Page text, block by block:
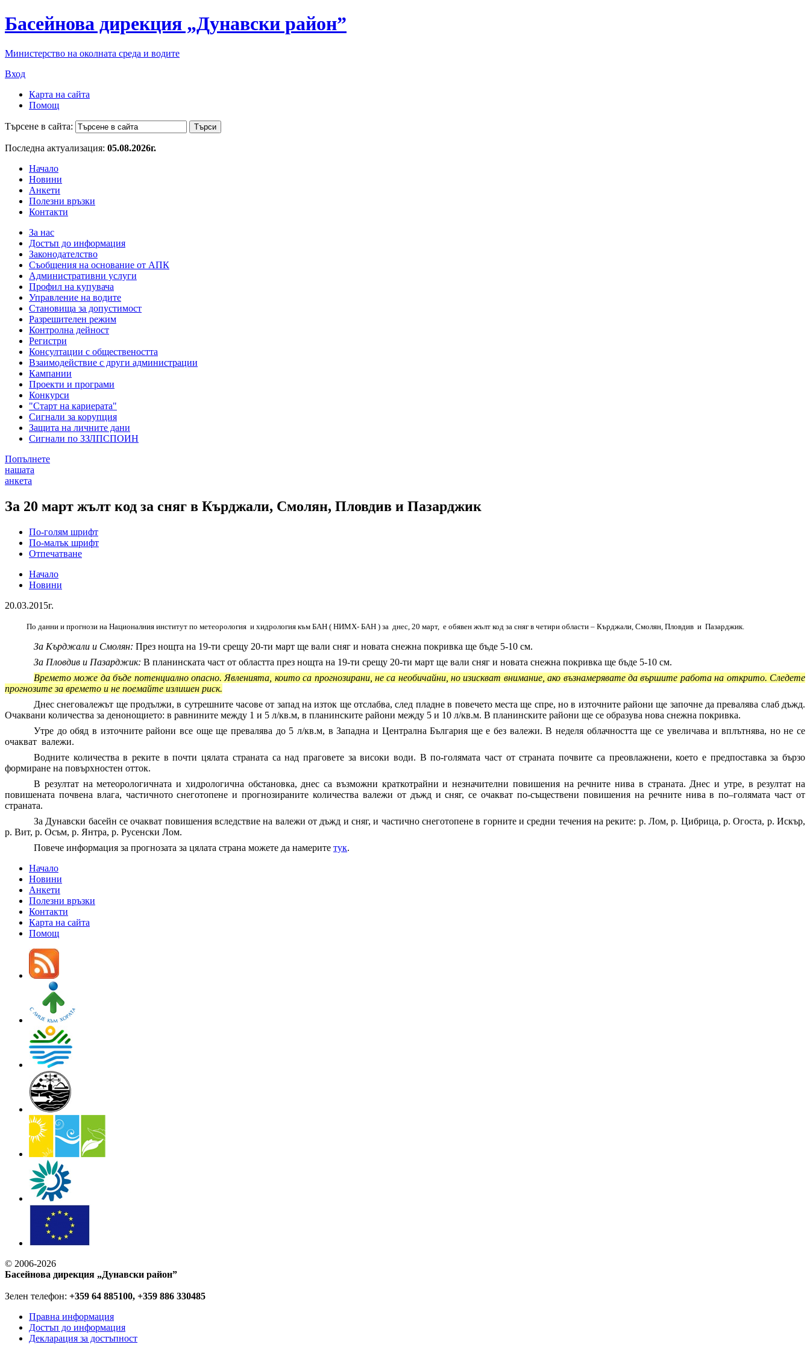
Басейнова дирекция „Дунавски район”
Министерство на околната среда и водите
Вход
Карта на сайта
Помощ
Търсене в сайта:
Последна актуализация: 05.08.2026г.
Начало
Новини
Анкети
Полезни връзки
Контакти
За нас
Достъп до информация
Законодателство
Съобщения на основание от АПК
Административни услуги
Профил на купувача
Управление на водите
Становища за допустимост
Разрешителен режим
Контролна дейност
Регистри
Консултации с обществеността
Взаимодействие с други администрации
Кампании
Проекти и програми
Конкурси
"Старт на кариерата"
Сигнали за корупция
Защита на личните дани
Сигнали по ЗЗЛПСПОИН
Попълнете
нашата
анкета
За 20 март жълт код за сняг в Кърджали, Смолян, Пловдив и Пазарджик
По-голям шрифт
По-малък шрифт
Отпечатване
Начало
Новини
20.03.2015г.
По данни и прогнози на Националния институт по метеорология и хидрология към БАН ( НИМХ- БАН ) за днес, 20 март, е обявен жълт код за сняг в четири области – Кърджали, Смолян, Пловдив и Пазарджик.
За Кърджали и Смолян: През нощта на 19-ти срещу 20-ти март ще вали сняг и новата снежна покривка ще бъде 5-10 см.
За Пловдив и Пазарджик: В планинската част от областта през нощта на 19-ти срещу 20-ти март ще вали сняг и новата снежна покривка ще бъде 5-10 см.
Времето може да бъде потенциално опасно. Явленията, които са прогнозирани, не са необичайни, но изискват внимание, ако възнамерявате да вършите работа на открито. Следете
прогнозите за времето и не поемайте излишен риск.
Днес снеговалежът ще продължи, в сутрешните часове от запад на изток ще отслабва, след пладне в повечето места ще спре, но в източните райони ще започне да превалява слаб дъжд.
Очаквани количества за денонощието: в равнините между 1 и 5 л/кв.м, в планинските райони между 5 и 10 л/кв.м. В планинските райони ще се образува нова снежна покривка.
Утре до обяд в източните райони все още ще превалява до 5 л/кв.м, в Западна и Централна България ще е без валежи. В неделя облачността ще се увеличава и вплътнява, но не се
очакват валежи.
Водните количества в реките в почти цялата страната са над праговете за високи води. В по-голямата част от страната почвите са преовлажнени, което е предпоставка за бързо
формиране на повърхностен отток.
В резултат на метеорологичната и хидрологична обстановка, днес са възможни краткотрайни и незначителни повишения на речните нива в страната. Днес и утре, в резултат на
повишената почвена влага, частичното снеготопене и прогнозираните количества валежи от дъжд и сняг, се очакват по-съществени повишения на речните нива в по–голямата част от
страната.
За Дунавски басейн се очакват повишения вследствие на валежи от дъжд и сняг, и частично снеготопене в горните и средни течения на реките: р. Лом, р. Цибрица, р. Огоста, р. Искър,
р. Вит, р. Осъм, р. Янтра, р. Русенски Лом.
Повече информация за прогнозата за цялата страна можете да намерите тук.
Начало
Новини
Анкети
Полезни връзки
Контакти
Карта на сайта
Помощ
© 2006-2026
Басейнова дирекция „Дунавски район”
Зелен телефон: +359 64 885100, +359 886 330485
Правна информация
Достъп до информация
Декларация за достъпност